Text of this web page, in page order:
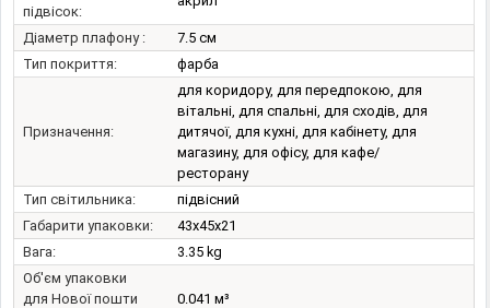
підвісок:
Діаметр плафону :
7.5 см
Тип покриття:
фарба
Призначення:
для коридору, для передпокою, для
вітальні, для спальні, для сходів, для
дитячої, для кухні, для кабінету, для
магазину, для офісу, для кафе/
ресторану
Тип світильника:
підвісний
Габарити упаковки:
43x45x21
Вага:
3.35 kg
Об'єм упаковки
для Нової пошти
0.041 м³